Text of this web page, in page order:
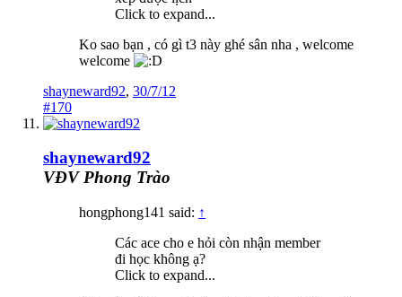
Click to expand...
Ko sao bạn , có gì t3 này ghé sân nha , welcome
welcome
shayneward92, 30/7/12
#170
shayneward92
VĐV Phong Trào
hongphong141 said: ↑
Các ace cho e hỏi còn nhận member
đi học không ạ?
Click to expand...